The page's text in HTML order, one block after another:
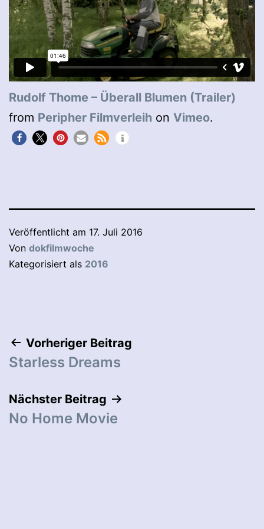
Rudolf Thome – Überall Blumen (Trailer)
from Peripher Filmverleih on Vimeo.
Veröffentlicht am 17. Juli 2016
Von dokfilmwoche
Kategorisiert als 2016
Beitragsnavigation
Vorheriger Beitrag
Starless Dreams
Nächster Beitrag
No Home Movie